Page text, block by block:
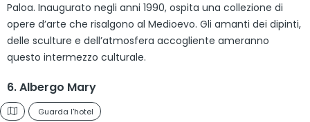
Paloa. Inaugurato negli anni 1990, ospita una collezione di
opere d’arte che risalgono al Medioevo. Gli amanti dei dipinti,
delle sculture e dell’atmosfera accogliente ameranno
questo intermezzo culturale.
6. Albergo Mary
Guarda l'hotel